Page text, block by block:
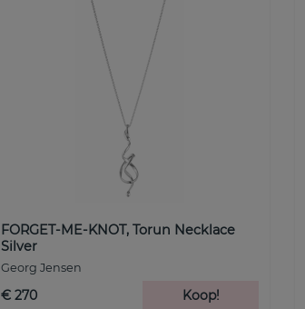
FORGET-ME-KNOT, Torun Necklace
Silver
Georg Jensen
€ 270 Koop!